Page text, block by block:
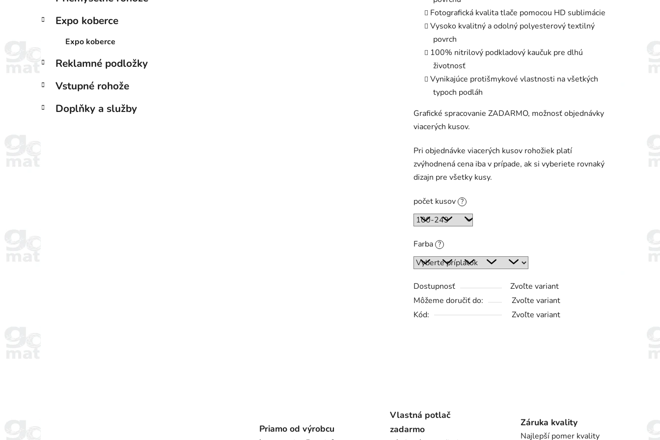
Expo koberce
Expo koberce
Reklamné podložky
Vstupné rohože
Doplňky a služby
Fotografická kvalita tlače pomocou HD sublimácie
Vysoko kvalitný a odolný polyesterový textilný
povrch
100% nitrilový podkladový kaučuk pre dlhú
životnosť
Vynikajúce protišmykové vlastnosti na všetkých
typoch podláh
Grafické spracovanie ZADARMO, možnosť objednávky
viacerých kusov.
Pri objednávke viacerých kusov rohožiek platí
zvýhodnená cena iba v prípade, ak si vyberiete rovnaký
dizajn pre všetky kusy.
počet kusov ?
Farba ?
Dostupnosť
Zvoľte variant
Môžeme doručiť do:
Zvoľte variant
Kód:
Zvoľte variant
Priamo od výrobcu
Vlastná potlač
zadarmo
Záruka kvality
Najlepší pomer kvality